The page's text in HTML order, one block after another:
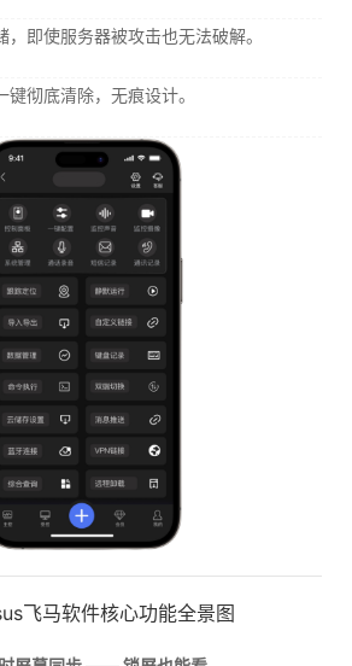
，即使服务器被攻击也无法破解。
键彻底清除，无痕设计。
飞马软件核心功能全景图